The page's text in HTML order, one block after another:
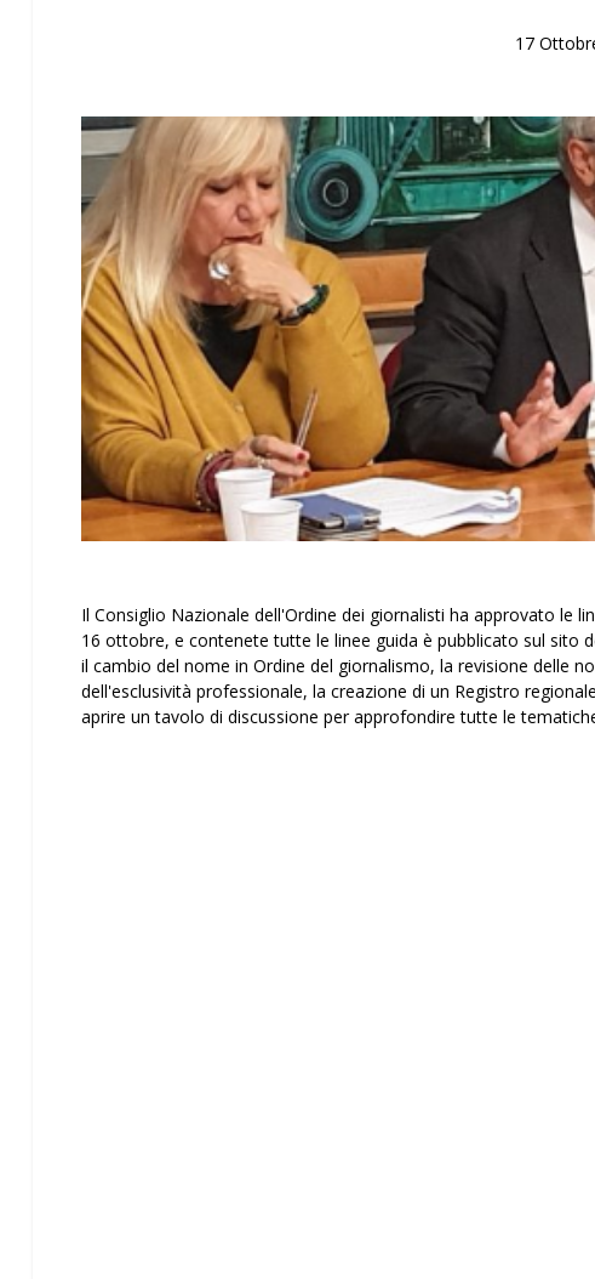
17
Il Consiglio Nazionale dell'Ordine dei giornalisti ha approvato le
16 ottobre, e contenete tutte le linee guida è pubblicato sul sito
il cambio del nome in Ordine del giornalismo, la revisione delle
dell'esclusività professionale, la creazione di un Registro
aprire un tavolo di discussione per approfondire tutte le